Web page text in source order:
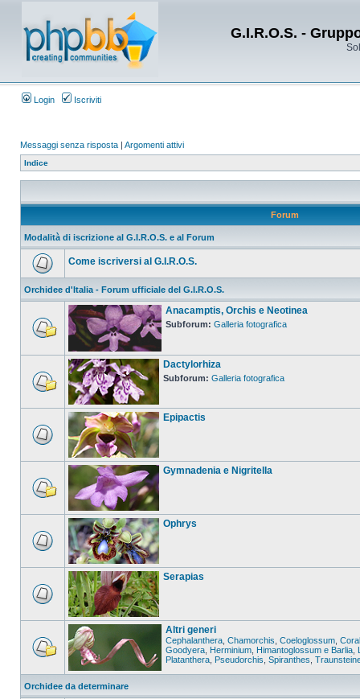
G.I.R.O.S. -
Login Iscriviti
Messaggi senza risposta | Argomenti attivi
Indice
Forum
Modalità di iscrizione al G.I.R.O.S. e al Forum
Come iscriversi al G.I.R.O.S.
Orchidee d'Italia - Forum ufficiale del G.I.R.O.S.
Anacamptis, Orchis e Neotinea
Subforum: Galleria fotografica
Dactylorhiza
Subforum: Galleria fotografica
Epipactis
Gymnadenia e Nigritella
Ophrys
Serapias
Altri generi
Cephalanthera Chamorchis Coeloglossum
Goodyera Herminium Himantoglossum e Barlia
Platanthera Pseudorchis Spiranthes
Orchidee da determinare